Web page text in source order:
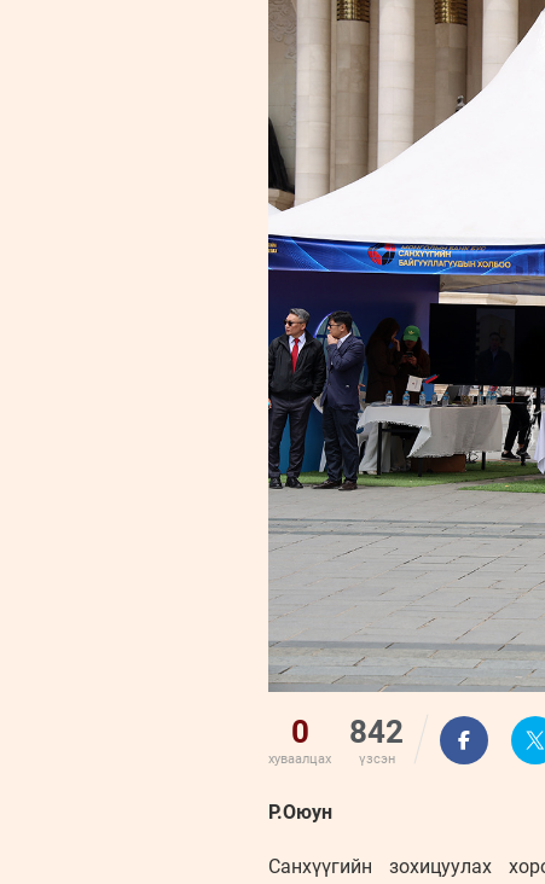
0
хуваалцах
842
үзсэн
Р.Оюун
Санхүүгийн зохицуулах